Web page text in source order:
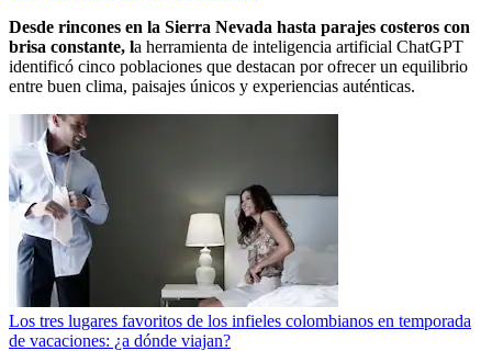
Desde rincones en la Sierra Nevada hasta parajes costeros con
brisa constante, la herramienta de inteligencia artificial ChatGPT
identificó cinco poblaciones que destacan por ofrecer un equilibrio
entre buen clima, paisajes únicos y experiencias auténticas.
Los tres lugares favoritos de los infieles colombianos en temporada
de vacaciones: ¿a dónde viajan?